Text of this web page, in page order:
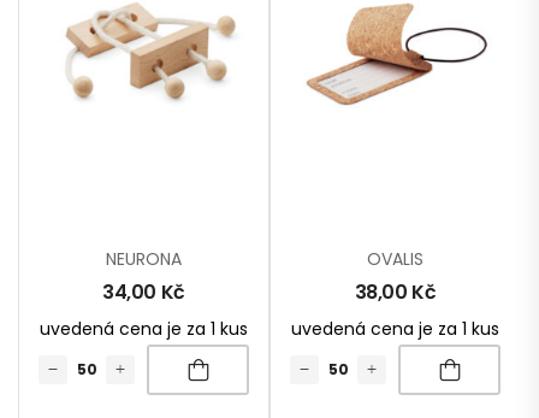
NEURONA
34,00 Kč
uvedená cena je za 1 kus
OVALIS
38,00 Kč
uvedená cena je za 1 kus